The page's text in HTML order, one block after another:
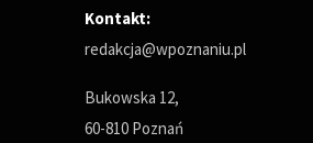
Kontakt:
redakcja@wpoznaniu.pl
Bukowska 12,
60-810 Poznań